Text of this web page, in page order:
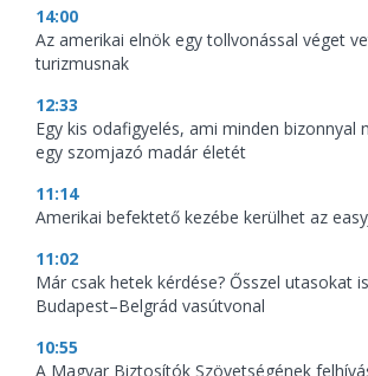
14:00
Az amerikai elnök egy tollvonással véget
turizmusnak
12:33
Egy kis odafigyelés, ami minden bizonnyal
egy szomjazó madár életét
11:14
Amerikai befektető kezébe kerülhet az
11:02
Már csak hetek kérdése? Ősszel utasokat
Budapest–Belgrád vasútvonal
10:55
A Magyar Biztosítók Szövetségének